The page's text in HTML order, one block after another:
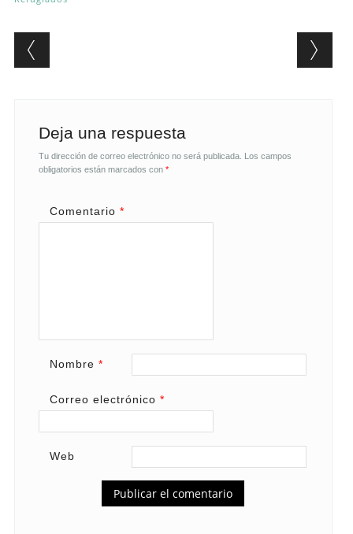
Post navigation
Deja una respuesta
Tu dirección de correo electrónico no será publicada. Los campos
obligatorios están marcados con *
Comentario *
Nombre *
Correo electrónico *
Web